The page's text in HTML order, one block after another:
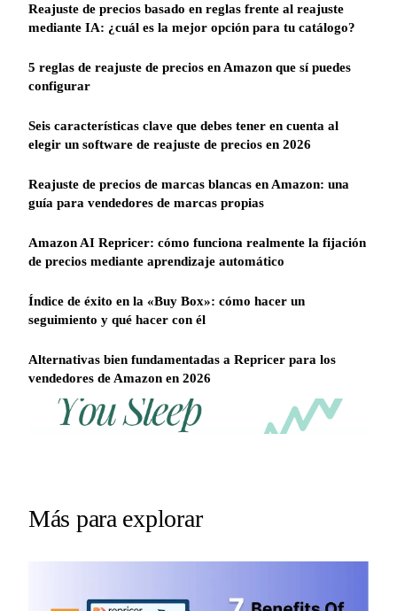
Reajuste de precios basado en reglas frente al reajuste
mediante IA: ¿cuál es la mejor opción para tu catálogo?
5 reglas de reajuste de precios en Amazon que sí puedes
configurar
Seis características clave que debes tener en cuenta al
elegir un software de reajuste de precios en 2026
Reajuste de precios de marcas blancas en Amazon: una
guía para vendedores de marcas propias
Amazon AI Repricer: cómo funciona realmente la fijación
de precios mediante aprendizaje automático
Índice de éxito en la «Buy Box»: cómo hacer un
seguimiento y qué hacer con él
Alternativas bien fundamentadas a Repricer para los
vendedores de Amazon en 2026
REPRICER
Win
while
you
Your
Repricer.com
seconds.
Más para explorar